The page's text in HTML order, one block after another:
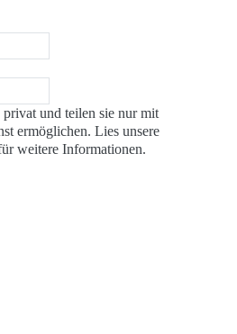
und teilen sie nur mit
ermöglichen. Lies unsere
weitere Informationen.